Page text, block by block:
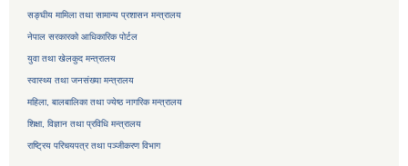
सङ्घीय मामिला तथा सामान्य प्रशासन मन्त्रालय
नेपाल सरकारको आधिकारिक पोर्टल
युवा तथा खेलकुद मन्त्रालय
स्वास्थ्य तथा जनसंख्या मन्त्रालय
महिला, बालबालिका तथा ज्येष्ठ नागरिक मन्त्रालय
शिक्षा, विज्ञान तथा प्रविधि मन्त्रालय
राष्ट्रिय परिचयपत्र तथापञ्जीकरण विभाग